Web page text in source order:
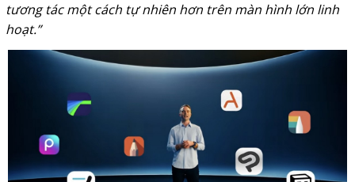
tương tác một cách tự nhiên hơn trên màn hình lớn linh
hoạt.”